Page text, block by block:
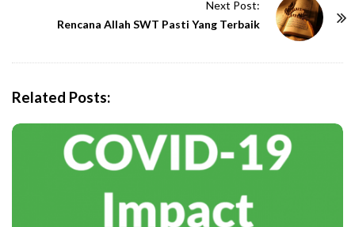
Next Post:
Rencana Allah SWT Pasti Yang Terbaik
Related Posts: